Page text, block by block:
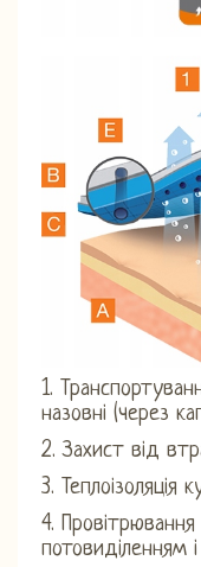
1.
назовні (через
2. Захист від
3. Теплоізоляція
4.
потовиділенням